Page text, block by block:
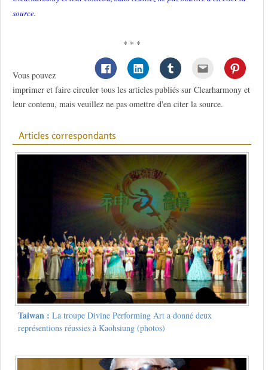
source.
* * *
Vous pouvez
imprimer et faire circuler tous les articles publiés sur Clearharmony et
leur contenu, mais veuillez ne pas omettre d'en citer la source.
Articles correspondants
Taiwan : La troupe Divine Performing Art a donné deux
représentions réussies à Kaohsiung (photos)